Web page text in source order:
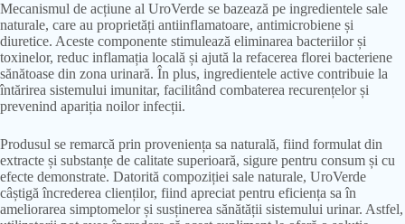
Mecanismul de acțiune al UroVerde se bazează pe ingredientele sale
naturale, care au proprietăți antiinflamatoare, antimicrobiene și
diuretice. Aceste componente stimulează eliminarea bacteriilor și
toxinelor, reduc inflamația locală și ajută la refacerea florei bacteriene
sănătoase din zona urinară. În plus, ingredientele active contribuie la
întărirea sistemului imunitar, facilitând combaterea recurențelor și
prevenind apariția noilor infecții.
Produsul se remarcă prin proveniența sa naturală, fiind formulat din
extracte și substanțe de calitate superioară, sigure pentru consum și cu
efecte demonstrate. Datorită compoziției sale naturale, UroVerde
câștigă încrederea clienților, fiind apreciat pentru eficiența sa în
ameliorarea simptomelor și susținerea sănătății sistemului urinar. Astfel,